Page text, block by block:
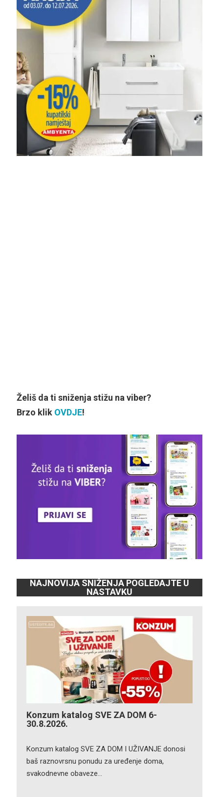
Želiš da ti sniženja stižu na viber?
Brzo klik OVDJE!
NAJNOVIJA SNIŽENJA POGLEDAJTE U
NASTAVKU
Konzum katalog SVE ZA DOM 6-
30.8.2026.
Konzum katalog SVE ZA DOM I UŽIVANJE donosi
baš raznovrsnu ponudu za uređenje doma,
svakodnevne obaveze…